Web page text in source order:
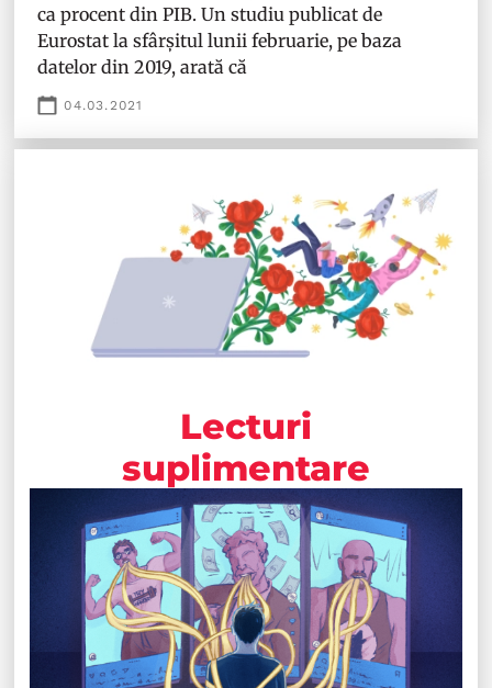
ca procent din PIB. Un studiu publicat de
Eurostat la sfârșitul lunii februarie, pe baza
datelor din 2019, arată că
04.03.2021
Lecturi
suplimentare